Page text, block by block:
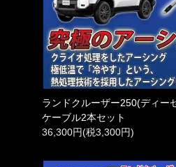
ランドクルーザー250(ディー
ケーブル2本セット
36,300円(税3,300円)